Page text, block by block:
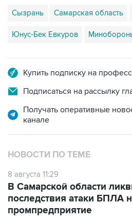
Сызрань Самарская область
Юнус-Бек Евкуров
Купить подписку на
Подписаться на рассылку
Получать оперативные
канале
НОВОСТИ ПО ТЕМЕ
8 августа 11:29
В Самарской области
последствия атаки БПЛА
промпредприятие